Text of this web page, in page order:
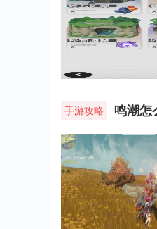
手游攻略 鸣潮怎